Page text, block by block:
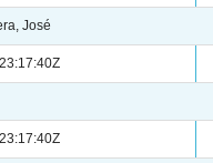
José